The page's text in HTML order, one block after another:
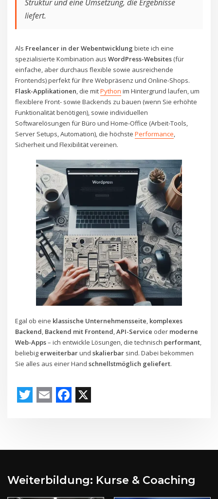
Struktur und eine Umsetzung, die Ergebnisse
liefert.
Als Freelancer in der Webentwicklungbiete ich eine
spezialisierte Kombination ausWordPress-Websites (für
einfache, aber durchaus flexible sowie ausreichende
Frontends) perfekt für Ihre Webpräsenz und Online-Shops.
Flask-Applikationen, die mitPython im Hintergrund laufen, um
flexiblere Front- sowie Backends zu bauen (wenn Sie erhöhte
Funktionalität benötigen), sowie individuellen
Softwarelösungen für Büro und Home-Office (Arbeit-Tools,
Server Setups, Automation), die höchstePerformance,
Sicherheit und Flexibilität vereinen.
Egal ob eine klassische Unternehmensseite, komplexes
Backend, Backend mit Frontend,API-Service oder moderne
Web-Apps– ich entwickle Lösungen, die technisch performant,
beliebig erweiterbarundskalierbar sind. Dabei bekommen
Sie alles aus einer Handschnellstmöglich geliefert.
Weiterbildung: Kurse & Coaching